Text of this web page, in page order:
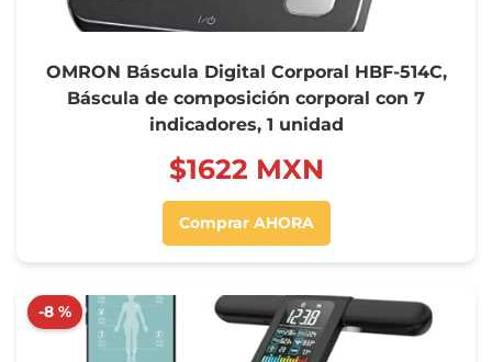
OMRON Báscula Digital Corporal HBF-514C,
Báscula de composición corporal con 7
indicadores, 1 unidad
$‍1622 MXN
Comprar AHORA
-8 %